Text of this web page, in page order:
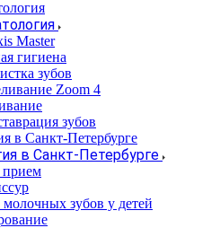
Master
гигиена
зубов
Zoom 4
зубов
в Санкт-Петербурге
зубов у детей